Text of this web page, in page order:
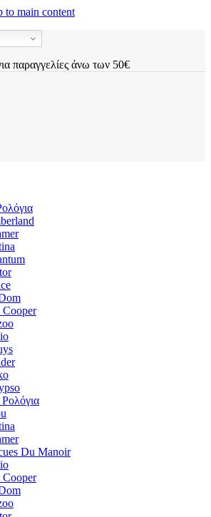
to main content
παραγγελίες άνω των 50€
Cooper
Ρολόγια
Du Manoir
Cooper